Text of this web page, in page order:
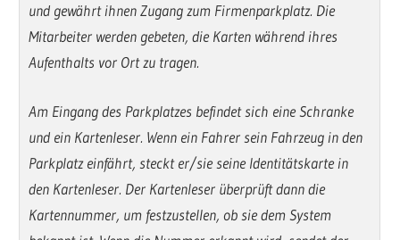
und gewährt ihnen Zugang zum Firmenparkplatz. Die
Mitarbeiter werden gebeten, die Karten während ihres
Aufenthalts vor Ort zu tragen.
Am Eingang des Parkplatzes befindet sich eine Schranke
und ein Kartenleser. Wenn ein Fahrer sein Fahrzeug in den
Parkplatz einfährt, steckt er/sie seine Identitätskarte in
den Kartenleser. Der Kartenleser überprüft dann die
Kartennummer, um festzustellen, ob sie dem System